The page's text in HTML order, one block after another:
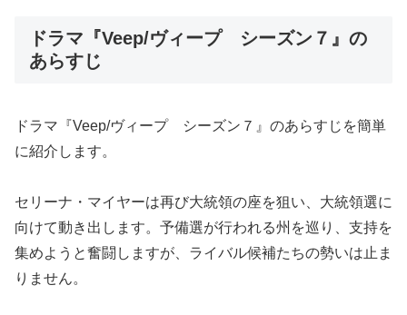
ドラマ『Veep/ヴィープ シーズン７』の
あらすじ
ドラマ『Veep/ヴィープ シーズン７』のあらすじを簡単
に紹介します。
セリーナ・マイヤーは再び大統領の座を狙い、大統領選に
向けて動き出します。予備選が行われる州を巡り、支持を
集めようと奮闘しますが、ライバル候補たちの勢いは止ま
りません。